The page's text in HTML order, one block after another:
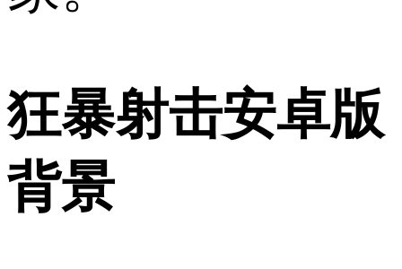
狂暴射击安卓版
背景